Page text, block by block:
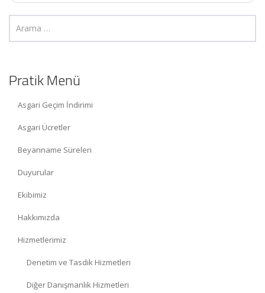
Pratik Menü
Asgari Geçim İndirimi
Asgari Ücretler
Beyanname Süreleri
Duyurular
Ekibimiz
Hakkımızda
Hizmetlerimiz
Denetim ve Tasdik Hizmetleri
Diğer Danışmanlık Hizmetleri